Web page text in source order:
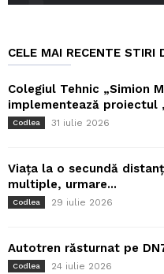
CELE MAI RECENTE STIRI
Colegiul Tehnic „Simion
implementează proiectul
Codlea 31 iulie 2026
Viața la o secundă
multiple, urmare...
Codlea 29 iulie 2026
Autotren răsturnat pe
Codlea 24 iulie 2026